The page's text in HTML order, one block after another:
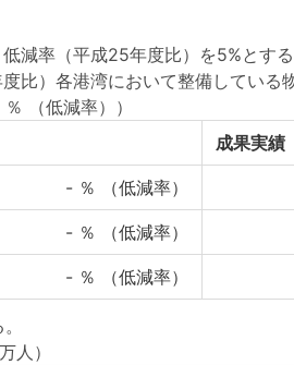
減率（平成25年度比）を5%とす
比）各港湾において整備してい
（低減率））
成果実績
- ％ （低減率）
- ％ （低減率）
- ％ （低減率）
人）